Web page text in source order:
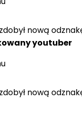
zdobył nową
youtuber
zdobył nową